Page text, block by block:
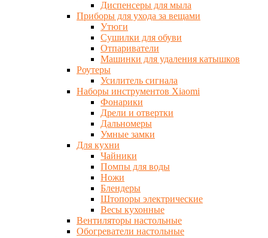
Диспенсеры для мыла
Приборы для ухода за вещами
Утюги
Сушилки для обуви
Отпариватели
Машинки для удаления катышков
Роутеры
Усилитель сигнала
Наборы инструментов Xiaomi
Фонарики
Дрели и отвертки
Дальномеры
Умные замки
Для кухни
Чайники
Помпы для воды
Ножи
Блендеры
Штопоры электрические
Весы кухонные
Вентиляторы настольные
Обогреватели настольные